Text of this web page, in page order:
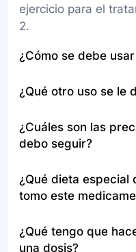
ejercicio para el
2.
¿Cómo se debe
subcutánea debajo
generalmente una
desayuno o de la
¿Qué otro uso se le
2, la lixisenatida
manejo de la
reducción de peso,
clínica.
¿Cuáles son las
debo seguir?
lixisenatida, padece
graves intestinales o
insulin. Informe a su
¿Qué dieta especial
tomo este
de diabetes tipo 2,
¿Qué tengo que
una dosis?